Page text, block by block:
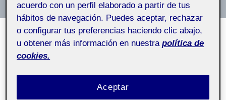
SIN CATEGORÍA
Prototipado R2
Laura Dowell Ballesta 15 abril, 2025
acuerdo con un perfil elaborado a partir de tus
hábitos de navegación. Puedes aceptar, rechazar
o configurar tus preferencias haciendo clic abajo,
u obtener más información en nuestra política de
cookies.
Aceptar